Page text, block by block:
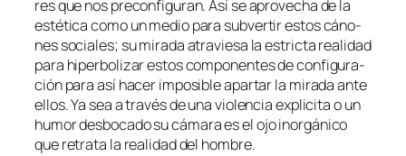
res que nos pre­con­fi­gu­ran. Así se apro­ve­cha de la
es­té­ti­ca co­mo un me­dio pa­ra sub­ver­tir es­tos cá­no­
nes so­cia­les; su mi­ra­da atra­vie­sa la es­tric­ta reali­dad
pa­ra hi­per­bo­li­zar es­tos com­po­nen­tes de con­fi­gu­ra­
ción pa­ra así ha­cer im­po­si­ble apar­tar la mi­ra­da an­te
ellos. Ya sea a tra­vés de una vio­len­cia ex­pli­ci­ta o un
hu­mor des­bo­ca­do su cá­ma­ra es el ojo inor­gá­ni­co
que re­tra­ta la reali­dad del hombre.